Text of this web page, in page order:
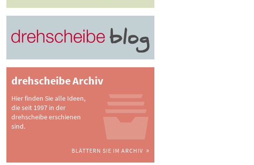
drehscheibe Archiv
Hier finden Sie alle Ideen,
die seit 1997 in der
drehscheibe erschienen
sind.
BLÄTTERN SIE IM ARCHIV